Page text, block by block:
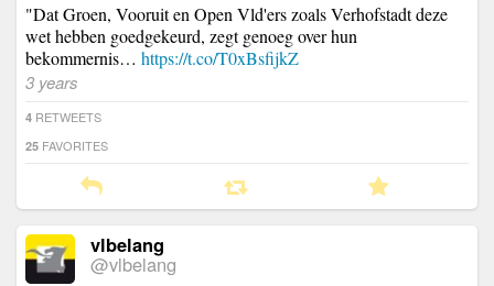
"Dat Groen, Vooruit en Open Vld'ers zoals Verhofstadt deze
wet hebben goedgekeurd, zegt genoeg over hun
bekommernis… https://t.co/T0xBsfijkZ
3 years
4 RETWEETS
25 FAVORITES
vlbelang
@vlbelang